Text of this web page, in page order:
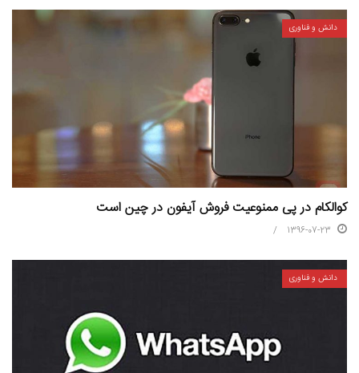
دانش و فناوری
کوالکام در پی ممنوعیت فروش آیفون در چین است
1396-07-23
دانش و فناوری